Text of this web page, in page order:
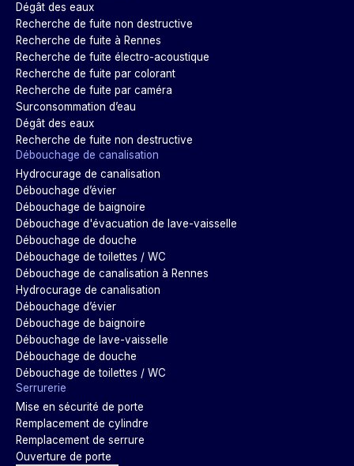
Dégât des eaux
Recherche de fuite non destructive
Recherche de fuite à Rennes
Recherche de fuite électro-acoustique
Recherche de fuite par colorant
Recherche de fuite par caméra
Surconsommation d’eau
Dégât des eaux
Recherche de fuite non destructive
Débouchage de canalisation
Hydrocurage de canalisation
Débouchage d’évier
Débouchage de baignoire
Débouchage d'évacuation de lave-vaisselle
Débouchage de douche
Débouchage de toilettes / WC
Débouchage de canalisation à Rennes
Hydrocurage de canalisation
Débouchage d’évier
Débouchage de baignoire
Débouchage de lave-vaisselle
Débouchage de douche
Débouchage de toilettes / WC
Serrurerie
Mise en sécurité de porte
Remplacement de cylindre
Remplacement de serrure
Ouverture de porte